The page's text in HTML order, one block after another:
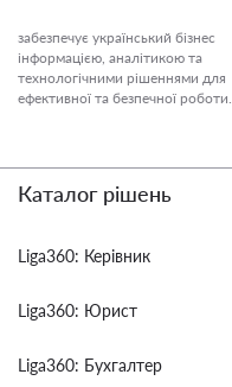
забезпечує український бізнес
інформацією, аналітикою та
технологічними рішеннями для
ефективної та безпечної роботи.
Каталог рішень
Liga360: Керівник
Liga360: Юрист
Liga360: Бухгалтер